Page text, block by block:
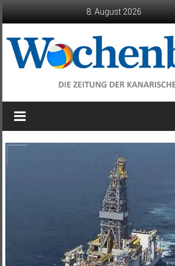
8. August 2026
Wochenblatt
die
Kanarischen